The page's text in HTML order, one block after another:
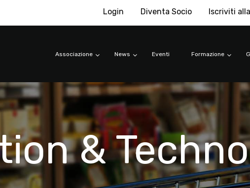
Login Diventa Socio Iscriviti
Associazione News Eventi Formazione
&